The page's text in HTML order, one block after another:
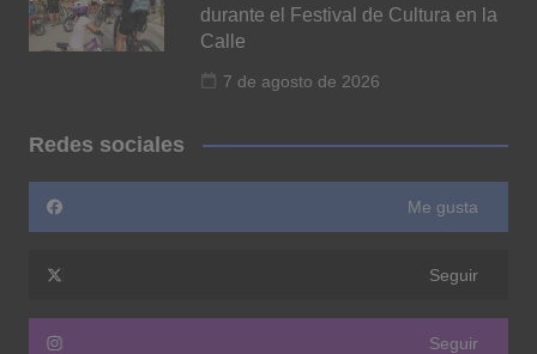
durante el Festival de Cultura en la
Calle
7 de agosto de 2026
Redes sociales
Me gusta
Seguir
Seguir